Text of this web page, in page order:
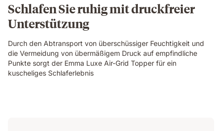
Schlafen Sie ruhig mit druckfreier
Unterstützung
Durch den Abtransport von überschüssiger Feuchtigkeit und
die Vermeidung von übermäßigem Druck auf empfindliche
Punkte sorgt der Emma Luxe Air-Grid Topper für ein
kuscheliges Schlaferlebnis